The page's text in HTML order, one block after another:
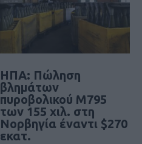
ΗΠΑ: Πώληση
βλημάτων
πυροβολικού M795
των 155 χιλ. στη
Νορβηγία έναντι $270
εκατ.